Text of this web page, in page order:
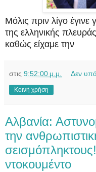
Μόλις πριν λίγο
της ελληνικής
καθώς είχαμε την
στις 9:52:00 μ.μ. Δεν
Κοινή χρήση
Αλβανία:
την
ντοκουμέντο